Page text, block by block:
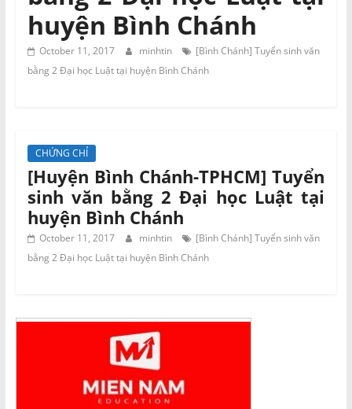
Miền
Nam
huyện Bình Chánh
October 11, 2017 minhtin
[Bình Chánh] Tuyển sinh văn
bằng 2 Đại học Luật tại huyện Bình Chánh
CHỨNG CHỈ
[Huyện Bình Chánh-TPHCM] Tuyển
sinh văn bằng 2 Đại học Luật tại
huyện Bình Chánh
October 11, 2017 minhtin
[Bình Chánh] Tuyển sinh văn
bằng 2 Đại học Luật tại huyện Bình Chánh